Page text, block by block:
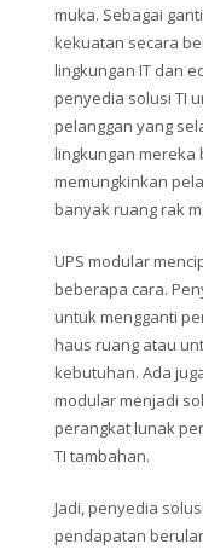
muka. Sebagai
kekuatan secara
lingkungan IT dan
penyedia solusi TI
pelanggan yang
lingkungan mereka
memungkinkan
banyak ruang rak
UPS modular
beberapa cara.
untuk mengganti
haus ruang atau
kebutuhan. Ada
modular menjadi
perangkat lunak
TI tambahan.
Jadi, penyedia
pendapatan